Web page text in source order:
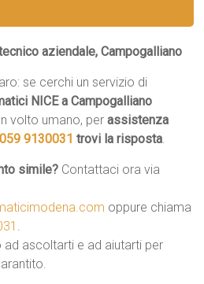
aziendale, Campogalliano
se cerchi un servizio di
NICE a Campogalliano
volto umano, perassistenza
059 9130031 trovi la risposta.
simile? Contattaci ora via
oppure chiama
.
ad ascoltarti e ad aiutarti per